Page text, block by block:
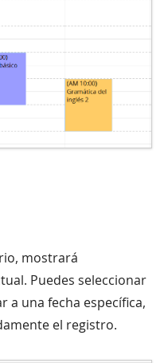
mostrará
Puedes seleccionar
a una fecha específica,
el registro.